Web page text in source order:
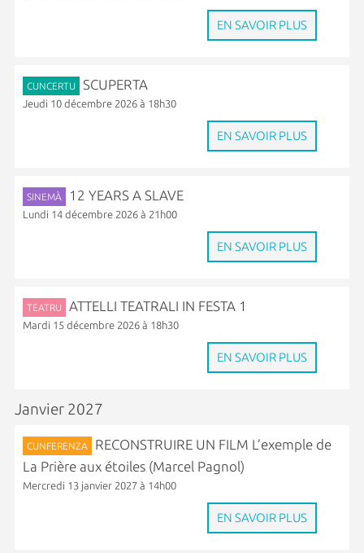
EN SAVOIR PLUS
CUNCERTU SCUPERTA
Jeudi 10 décembre 2026 à 18h30
EN SAVOIR PLUS
SINEMÀ 12 YEARS A SLAVE
Lundi 14 décembre 2026 à 21h00
EN SAVOIR PLUS
TEATRU ATTELLI TEATRALI IN FESTA 1
Mardi 15 décembre 2026 à 18h30
EN SAVOIR PLUS
Janvier 2027
CUNFERENZA
RECONSTRUIRE UN FILM L’exemple de
La Prière aux étoiles (Marcel Pagnol)
Mercredi 13 janvier 2027 à 14h00
EN SAVOIR PLUS